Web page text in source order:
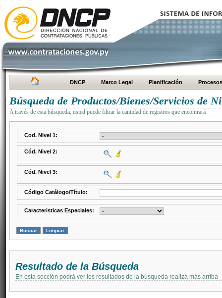
DNCP Marco Legal Planificación Procesos
Búsqueda de Productos/Bienes/Servicios de
A través de esta búsqueda, usted puede filtrar la cantidad de registros que encontrará
Cod. Nivel 1:
Cód. Nivel 2:
Cód. Nivel 3:
Código Catálogo/Título:
Caracteristicas Especiales:
Resultado de la Búsqueda
En esta sección podrá ver los resultados de la búsqueda realiza más arriba